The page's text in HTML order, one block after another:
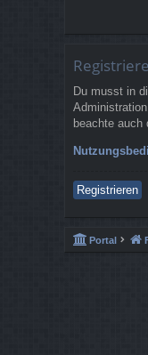
Du musst in
beachte auch
Registrieren
Portal